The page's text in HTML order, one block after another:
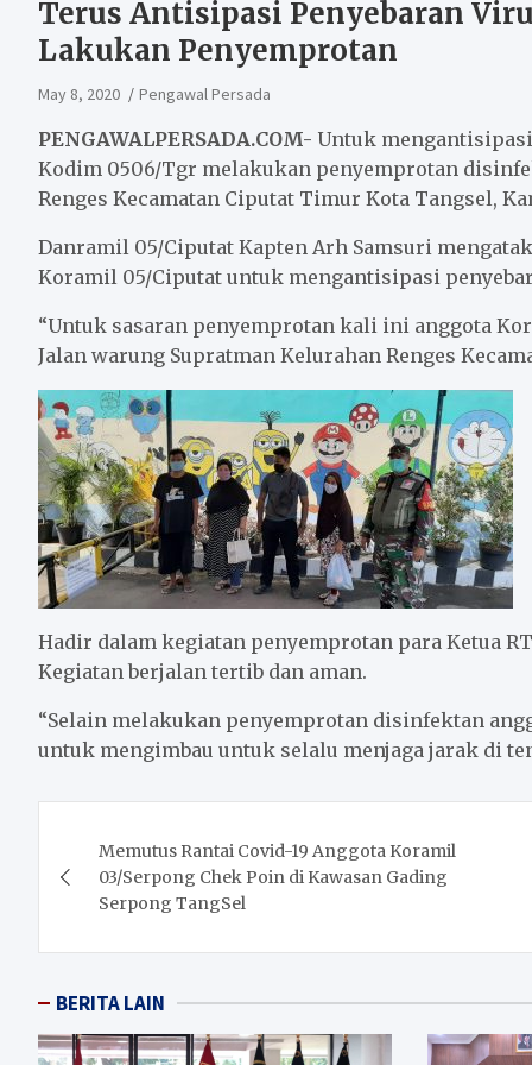
Terus Antisipasi Penyebaran
Lakukan Penyemprotan
May 8, 2020 Pengawal Persada
PENGAWALPERSADA.COM- Untuk
Kodim 0506/Tgr melakukan penyemprotan
Renges Kecamatan Ciputat Timur Kota Tangsel,
Danramil 05/Ciputat Kapten Arh Samsuri
Koramil 05/Ciputat untuk mengantisipasi
“Untuk sasaran penyemprotan kali ini anggota
Jalan warung Supratman Kelurahan Renges
Hadir dalam kegiatan penyemprotan para Ketua
Kegiatan berjalan tertib dan aman.
“Selain melakukan penyemprotan disinfektan
untuk mengimbau untuk selalu menjaga jarak di
navigation
Memutus Rantai Covid-19 Anggota Koramil
03/Serpong Chek Poin di Kawasan Gading
Serpong TangSel
BERITA LAIN